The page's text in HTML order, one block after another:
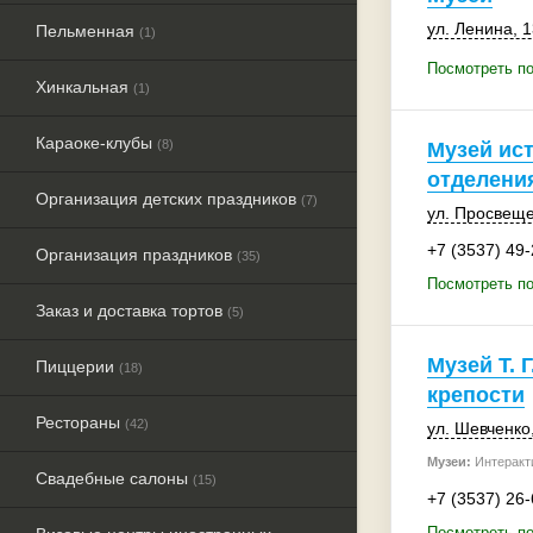
Пельменная (1)
Хинкальная (1)
Караоке-клубы (8)
Организация детских праздников (7)
Организация праздников (35)
Заказ и доставка тортов (5)
Пиццерии (18)
Рестораны (42)
Свадебные салоны (15)
ул. Ленина
Посмотреть
Музей
ул.
+7 (3537)
Посмотреть
Музей Т.
крепости
ул.
Музеи:
+7 (3537)